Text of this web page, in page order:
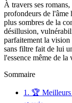
À travers ses
profondeurs de l'âme
plus sombres de la
désillusion,
parfaitement la vision
sans filtre fait de lui
l'essence même de la
Sommaire
1. 🏆 Meilleurs